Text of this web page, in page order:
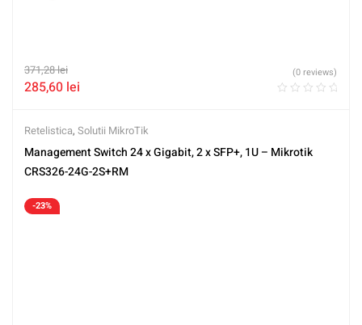
371,28lei
285,60 lei
(0 reviews)
Retelistica, Solutii MikroTik
Management Switch 24 x Gigabit, 2 x SFP+, 1U – Mikrotik
CRS326-24G-2S+RM
-23%